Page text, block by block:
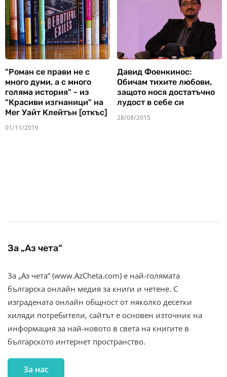
"Роман се прави не с
много думи, а с много
голяма история" - из
"Красиви изгнаници" на
Мег Уайт Клейтън [откъс]
01/11/2019
Давид Фоенкинос:
Обичам тихите любови,
защото нося достатъчно
лудост в себе си
28/08/2015
За „Аз чета“
За „Аз чета“ (www.AzCheta.com) е най-голямата
българска онлайн медия за книги и четене. С
изградената онлайн общност от няколко десетки
хиляди потребители, сайтът е основен източник на
информация за най-новото в света на книгите в
българското интернет пространство.
За нас